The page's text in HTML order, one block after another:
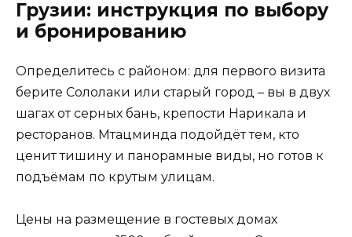
Грузии: инструкция по выбору
и бронированию
Определитесь с районом: для первого визита
берите Сололаки или старый город – вы в двух
шагах от серных бань, крепости Нарикала и
ресторанов. Мтацминда подойдёт тем, кто
ценит тишину и панорамные виды, но готов к
подъёмам по крутым улицам.
Цены на размещение в гостевых домах